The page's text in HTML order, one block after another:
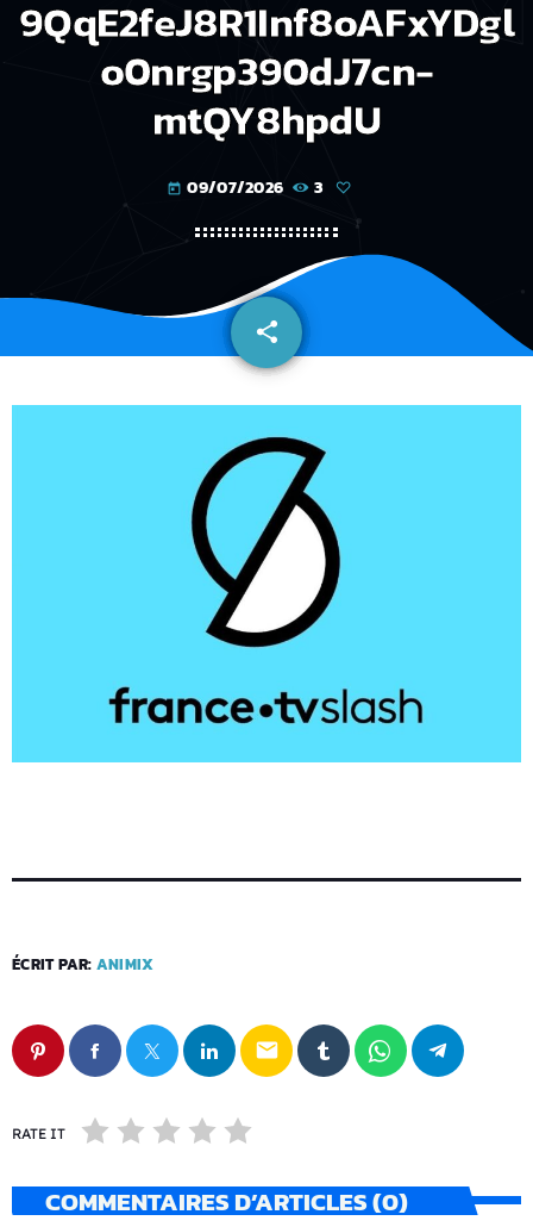
9QqE2feJ8R1Inf8oAFxYDgl
o0nrgp390dJ7cn-
mtQY8hpdU
today 09/07/2026 3
share
email
ÉCRIT PAR: ANIMIX
email
RATE IT
COMMENTAIRES D’ARTICLES (0)